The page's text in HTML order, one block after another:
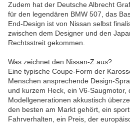
Zudem hat der Deutsche Albrecht
für den legendären BMW 507, das
End-Design ist von Nissan selbst
zwischen dem Designer und den
Rechtsstreit gekommen.
Was zeichnet den Nissan-Z aus?
Eine typische Coupe-Form der
Menschen ansprechende Design-
und kurzem Heck, ein V6-Saugmotor,
Modellgenerationen akkustisch
den besten am Markt gehört, ein
Fahrverhalten, ein Preis, der